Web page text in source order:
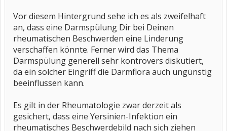
Vor diesem Hintergrund sehe ich es als zweifelhaft
an, dass eine Darmspülung Dir bei Deinen
rheumatischen Beschwerden eine Linderung
verschaffen könnte. Ferner wird das Thema
Darmspülung generell sehr kontrovers diskutiert,
da ein solcher Eingriff die Darmflora auch ungünstig
beeinflussen kann.
Es gilt in der Rheumatologie zwar derzeit als
gesichert, dass eine Yersinien-Infektion ein
rheumatisches Beschwerdebild nach sich ziehen